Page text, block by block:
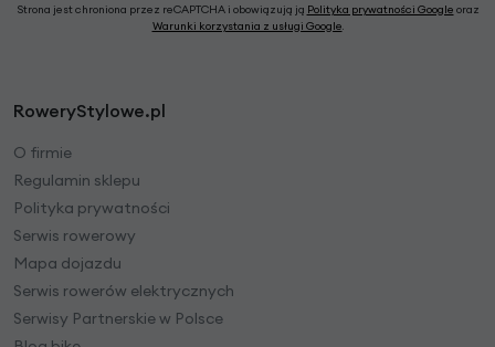
Strona jest chroniona przez reCAPTCHA i obowiązują ją Polityka prywatności Google oraz
Warunki korzystania z usługi Google
RoweryStylowe.pl
O firmie
Regulamin sklepu
Polityka prywatności
Serwis rowerowy
Mapa dojazdu
Serwis rowerów elektrycznych
Serwisy Partnerskie w Polsce